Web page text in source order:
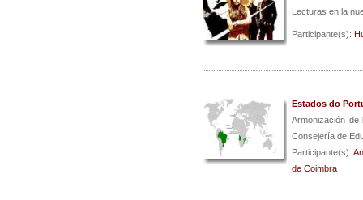
Lecturas en la
Participante(s):
Estados do
Armonización de
Consejería de
Participante(s):
de Coimbra